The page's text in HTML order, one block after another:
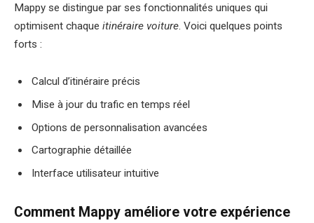
Mappy se distingue par ses fonctionnalités uniques qui
optimisent chaque itinéraire voiture . Voici quelques points
forts :
Calcul d’itinéraire précis
Mise à jour du trafic en temps réel
Options de personnalisation avancées
Cartographie détaillée
Interface utilisateur intuitive
Comment Mappy améliore votre expérience